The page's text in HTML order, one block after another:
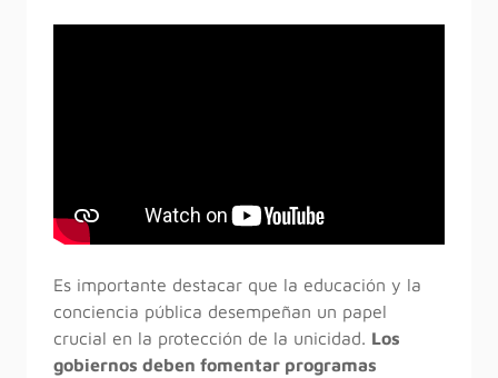
Es importante destacar que la educación y la
conciencia pública desempeñan un papel
crucial en la protección de la unicidad. Los
gobiernos deben fomentar programas